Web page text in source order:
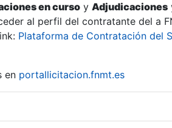
en curso y Adjudicaciones
al perfil del contratante del a
Plataforma de Contratación del
en portallicitacion.fnmt.es